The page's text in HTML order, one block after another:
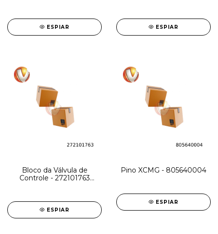
ESPIAR ESPIAR
Bloco da Válvula de
Controle - 272101763
ESPIAR
Pino XCMG - 805640004
ESPIAR